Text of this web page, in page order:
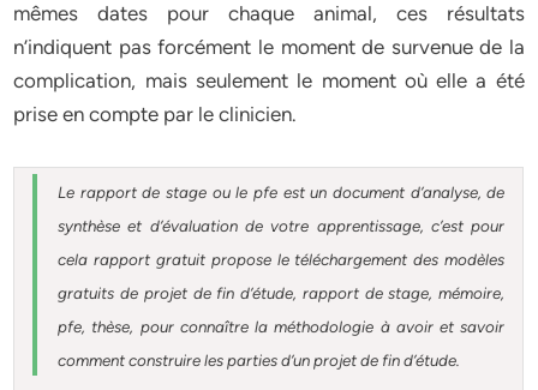
mêmes dates pour chaque animal, ces résultats
n’indiquent pas forcément le moment de survenue de la
complication, mais seulement le moment où elle a été
prise en compte par le clinicien.
Le rapport de stage ou le pfe est un document d’analyse, de
synthèse et d’évaluation de votre apprentissage, c’est pour
cela rapport gratuit propose le téléchargement des modèles
gratuits de projet de fin d’étude, rapport de stage, mémoire,
pfe, thèse, pour connaître la méthodologie à avoir et savoir
comment construire les parties d’un projet de fin d’étude